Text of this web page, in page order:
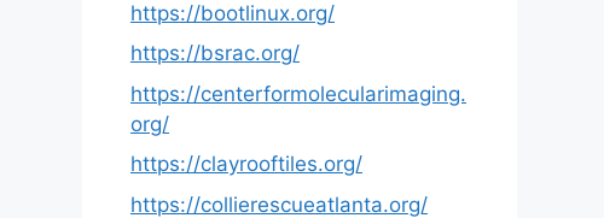
https://bootlinux.org/
https://bsrac.org/
https://centerformolecularimaging.
org/
https://clayrooftiles.org/
https://collierescueatlanta.org/